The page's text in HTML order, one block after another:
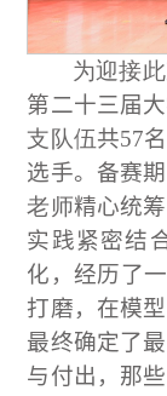
为迎接
第二十三届
支队伍共57
选手。备赛
老师精心统
实践紧密结
化，经历了
打磨，在模
最终确定了
与付出，那